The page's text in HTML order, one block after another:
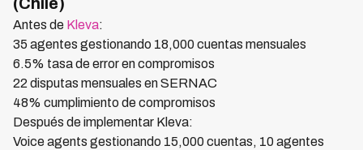
Antes de Kleva:
35 agentes gestionando 18,000 cuentas mensuales
6.5% tasa de error en compromisos
22 disputas mensuales en SERNAC
48% cumplimiento de compromisos
Después de implementar Kleva:
Voice agents gestionando 15,000 cuentas, 10 agentes